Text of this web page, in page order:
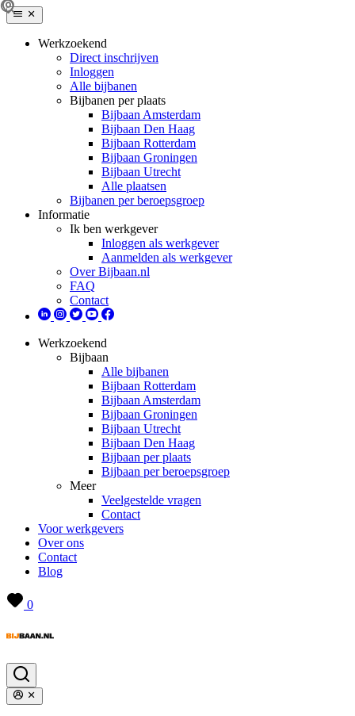
Werkzoekend
Direct inschrijven
Inloggen
Alle bijbanen
Bijbanen per plaats
Bijbaan Amsterdam
Bijbaan Den Haag
Bijbaan Rotterdam
Bijbaan Groningen
Bijbaan Utrecht
Alle plaatsen
Bijbanen per beroepsgroep
Informatie
Ik ben werkgever
Inloggen als werkgever
Aanmelden als werkgever
Over Bijbaan.nl
FAQ
Contact
Werkzoekend
Bijbaan
Alle bijbanen
Bijbaan Rotterdam
Bijbaan Amsterdam
Bijbaan Groningen
Bijbaan Utrecht
Bijbaan Den Haag
Bijbaan per plaats
Bijbaan per beroepsgroep
Meer
Veelgestelde vragen
Contact
Voor werkgevers
Over ons
Contact
Blog
0